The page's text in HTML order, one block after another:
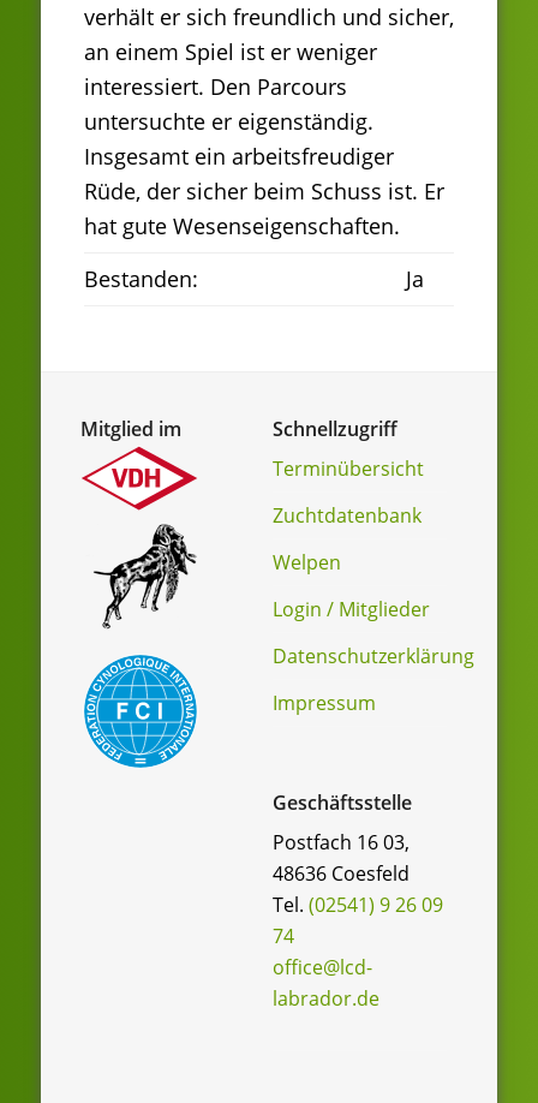
verhält er sich freundlich und sicher,
an einem Spiel ist er weniger
interessiert. Den Parcours
untersuchte er eigenständig.
Insgesamt ein arbeitsfreudiger
Rüde, der sicher beim Schuss ist. Er
hat gute Wesenseigenschaften.
Bestanden:
Ja
Mitglied im
Schnellzugriff
Terminübersicht
Zuchtdatenbank
Welpen
Login / Mitglieder
Datenschutzerklärung
Impressum
Geschäftsstelle
Postfach 16 03,
48636 Coesfeld
Tel. (02541) 9 26 09
74
office@lcd-
labrador.de